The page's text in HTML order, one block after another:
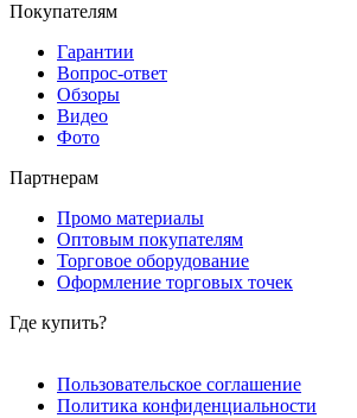
Покупателям
Гарантии
Вопрос-ответ
Обзоры
Видео
Фото
Партнерам
Промо материалы
Оптовым покупателям
Торговое оборудование
Оформление торговых точек
Где купить?
Пользовательское соглашение
Политика конфиденциальности